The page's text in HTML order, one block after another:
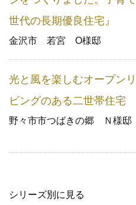
世代の長期優良住宅』
金沢市 若宮 O様邸
光と風を楽しむオープンリ
ビングのある二世帯住宅
野々市市つばきの郷 Ｎ様邸
シリーズ別に見る